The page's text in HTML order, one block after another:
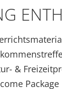
&
Package